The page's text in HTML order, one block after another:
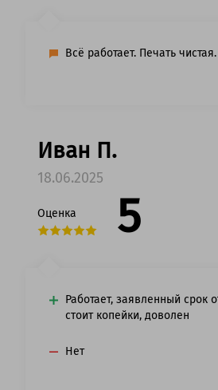
Всё работает. Печать чистая.
Иван П.
18.06.2025
Оценка 5
Работает, заявленный срок
стоит копейки, доволен
Нет